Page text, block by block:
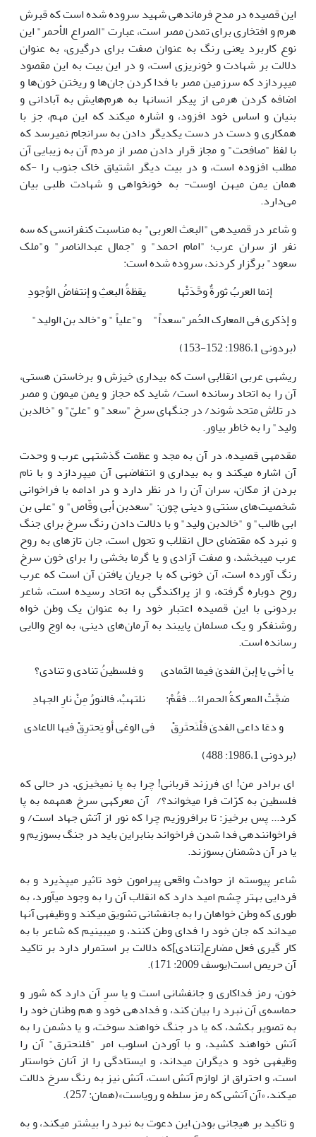
این قصیده در مدح فرمانده­ی شهید سروده شده است که قبرش
هرم و افتخاری برای تمدن مصر است، عبارت "الصراع الأحمر" این
نوع کاربرد یعنی رنگ به عنوان صفت برای درگیری، به عنوان
دلالت بر شهادت و خونریزی است، و در این بیت به این مقصود
می­پردازد که سرزمین مصر با فدا کردن جان‌ها و ریختن خون‌ها و
اضافه کردن هرمی از پیکر انسان­ها به هرم‌هایش به آبادانی و
بنیان و اساس خود افزود، و اشاره می­کند که این مهم، جز با
همکاری و دست در دست یکدیگر دادن به سرانجام نمی­رسد که
با لفظ "صافحت" و مجاز قرار دادن مصر از مردم آن به زیبایی آن
مطلب افزوده است، و در بیت دیگر اشتیاق خاک جنوب را -که
همان یمن میهن اوست- به خونخواهی و شهادت طلبی بیان
می‌دارد.
و شاعر در قصیده­ی "البعث العربی" به مناسبت کنفرانسی که سه
نفر از سران عرب؛ "امام احمد" و "جمال عبدالناصر" و"ملک
سعود" برگزار کردند، سروده شده است:
إنما العربُ ثورةٌ وحَّدَتْها
یقظةُ البعثِ و إنتفاضُ الوُجودِ
و إذکری فی المعارک الحُمر"سعداً" و"علیاً " و"خالد بن الولید"
(بردونی 1986،1: 152-153)
ریشه­ی عربی انقلابی است که بیداری خیزش و برخاستن هستی،
آن را به اتحاد رسانده است/ شاید که حجاز و یمن میمون و مصر
در تلاش متحد شوند/ در جنگ­های سرخ "سعد" و "علیّ" و "خالدبن
ولید" را به خاطر بیاور.
مقدمه­ی قصیده، در آن به مجد و عظمت گذشته­ی عرب و وحدت
آن اشاره می­کند و به بیداری و انتفاضه­ی آن می­پردازد و با نام
بردن از مکان، سران آن را در نظر دارد و در ادامه با فراخوانی
شخصیت‌های سنتی و دینی چون: "سعدبن أبی وقّاص" و "علی بن
ابی طالب" و "خالدبن ولید" و با دلالت دادن رنگ سرخ برای جنگ
و نبرد که مقتضای حالِ انقلاب و تحول است، جان تازه­ای به روح
عرب می­بخشد، و صفت آزادی و یا گرما بخشی را برای خون سرخ
رنگ آورده است، آن خونی که با جریان یافتن آن است که عرب
روح دوباره گرفته، و از پراکندگی به اتحاد رسیده است، شاعر
بردونی با این قصیده اعتبار خود را به عنوان یک وطن خواه
روشنفکر و یک مسلمان پایبند به آرمان‌های دینی، به اوج والایی
رسانده است.
یا أخی یا إبنَ الفدیٰ فیما التَمادی
و فلسطینُ تنادی و تنادی؟
ضجَّتْ المعرکةُ الحمراءُ... فقُمْ:
نلتهبْ، فالنورُ مِنْ نارِ الجهادِ
و دعَا داعی الفدیٰ فلْنَحتَرِقْ
فی الوغی أو یَحترِقْ فیها الاعادی
(بردونی 1986،1: 488)
ای برادر من! ای فرزند قربانی! چرا به پا نمی­خیزی، در حالی که
فلسطین به کرّات فرا می­خواند؟/ آن معرکه­ی سرخ همهمه به پا
کرد... پس برخیز: تا بر­افروزیم چرا که نور از آتش جهاد است/ و
فراخواننده­ی فدا شدن فراخواند بنابراین باید در جنگ بسوزیم و
یا در آن دشمنان بسوزند.
شاعر پیوسته از حوادث واقعی پیرامون خود تاثیر می­پذیرد و به
فردایی بهتر چشم امید دارد که انقلاب آن را به وجود می­آورد، به
طوری که وطن خواهان را به جانفشانی تشویق می­کند و وظیفه­ی آنها
می­داند که جان خود را فدای وطن کنند، و می­بینیم که شاعر با به
کار گیری فعل مضارع[تنادی]که دلالت بر استمرار دارد بر تاکید
آن حریص است(یوسف 2009: 171).
خون، رمز فداکاری و جانفشانی است و یا سرِ آن دارد که شور و
حماسه‌ی آن نبرد را بیان کند، و فدادهی خود و هم وطنان خود را
به تصویر بکشد، که یا در جنگ خواهند سوخت، و یا دشمن را به
آتش خواهند کشید، و با آوردن اسلوب امر "فلنحترق" آن را
وظیفه­ی خود و دیگران می­داند، و ایستادگی را از آنان خواستار
است، و احتراق از لوازم آتش است، آتش نیز به رنگ سرخ دلالت
می­کند، «آن آتشی که رمز سلطه و رویاست»(همان: 257).
و تاکید بر هیجانی بودن ِاین دعوت به نبرد را بیشتر می­کند، و به